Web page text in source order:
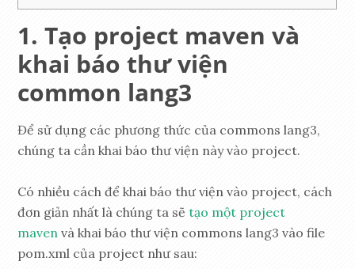
Tạo project maven và
khai báo thư viện
common lang3
Để sử dụng các phương thức của commons lang3,
chúng ta cần khai báo thư viện này vào project.
Có nhiều cách để khai báo thư viện vào project, cách
đơn giản nhất là chúng ta sẽtạo một project
maven và khai báo thư viện commons lang3 vào file
pom.xml của project như sau: